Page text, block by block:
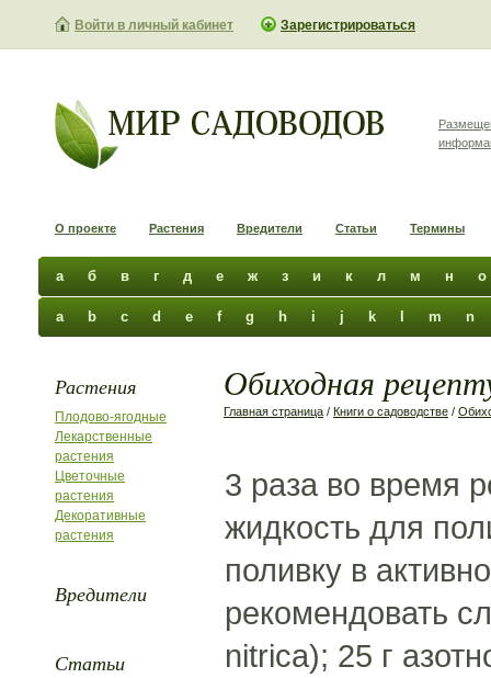
Войти в личный кабинет Зарегистрироваться
О проекте Растения Вредители Статьи Термины
а б в г д е ж з и к л м н о
a b c d e f g h i j k m n
Растения
Плодово-ягодные
Лекарственные
растения
Цветочные
растения
Декоративные
растения
Вредители
Статьи
Обиходная
Главная страница / Книги о садоводстве /
3 раза во время
жидкость для
поливку в
рекомендовать
nitrica); 25 г